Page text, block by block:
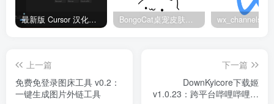
最新版 Cursor 汉化设置中文教程（两种简单方法，附中文语言包下载） BongoCat桌宠皮肤包大全：20款主题皮肤免费下载
上一篇
免费免登录图床工具 v0.2：
一键生成图片外链工具
下一篇
DownKyicore下载姬
v1.0.23：跨平台哔哩哔哩视